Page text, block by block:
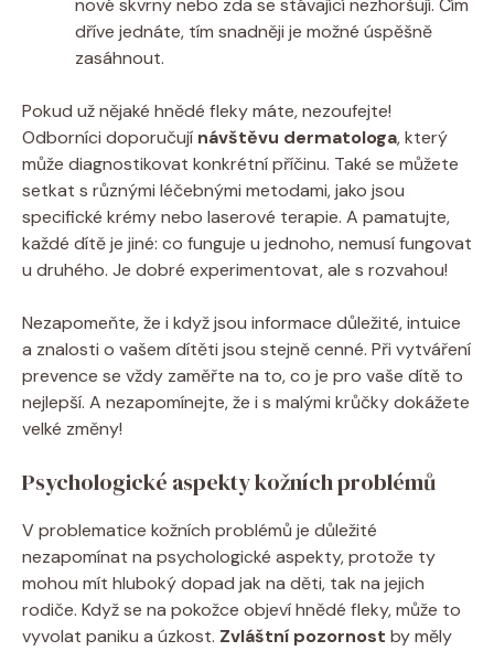
dříve jednáte, tím snadněji je možné úspěšně
zasáhnout.
Pokud už nějaké hnědé fleky máte, nezoufejte!
Odborníci doporučují návštěvu dermatologa, který
může diagnostikovat konkrétní příčinu. Také se můžete
setkat s různými léčebnými metodami, jako jsou
specifické krémy nebo laserové terapie. A pamatujte,
každé dítě je jiné: co funguje u jednoho, nemusí fungovat
u druhého. Je dobré experimentovat, ale s rozvahou!
Nezapomeňte, že i když jsou informace důležité, intuice
a znalosti o vašem dítěti jsou stejně cenné. Při vytváření
prevence se vždy zaměřte na to, co je pro vaše dítě to
nejlepší. A nezapomínejte, že i s malými krůčky dokážete
velké změny!
Psychologické aspekty kožních problémů
V problematice kožních problémů je důležité
nezapomínat na psychologické aspekty, protože ty
mohou mít hluboký dopad jak na děti, tak na jejich
rodiče. Když se na pokožce objeví hnědé fleky, může to
vyvolat paniku a úzkost. Zvláštní pozornost by měly